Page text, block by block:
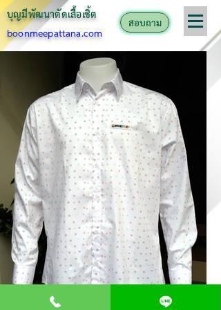
บุญมีพัฒนาตัดเสื้อเชิ้ต
boonmeepattana.com
สอบถาม